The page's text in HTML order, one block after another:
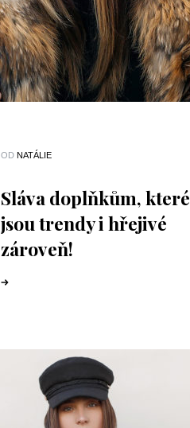
OD NATÁLIE
Sláva doplňkům, které
jsou trendy i hřejivé
zároveň!